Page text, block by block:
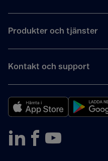
Produkter och tjänster
Kontakt och support